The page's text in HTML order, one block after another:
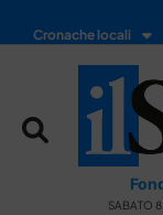
Cronache locali
SABATO